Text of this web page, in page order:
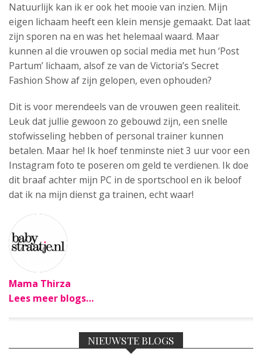
Natuurlijk kan ik er ook het mooie van inzien. Mijn
eigen lichaam heeft een klein mensje gemaakt. Dat laat
zijn sporen na en was het helemaal waard. Maar
kunnen al die vrouwen op social media met hun ‘Post
Partum’ lichaam, alsof ze van de Victoria’s Secret
Fashion Show af zijn gelopen, even ophouden?
Dit is voor merendeels van de vrouwen geen realiteit.
Leuk dat jullie gewoon zo gebouwd zijn, een snelle
stofwisseling hebben of personal trainer kunnen
betalen. Maar he! Ik hoef tenminste niet 3 uur voor een
Instagram foto te poseren om geld te verdienen. Ik doe
dit braaf achter mijn PC in de sportschool en ik beloof
dat ik na mijn dienst ga trainen, echt waar!
Mama Thirza
Lees meer blogs…
NIEUWSTE BLOGS